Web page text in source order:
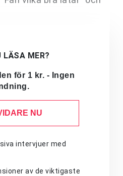
LÄSA MER?
för 1 kr. - Ingen
NU
intervjuer med
av de viktigaste